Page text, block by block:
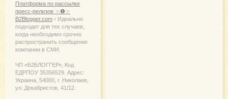
Платформа по рассылке
пресс-релизов ☜❶☞
B2Blogger.com › Идеально
подходит для тех случаев,
когда необходимо срочно
распространить сообщение
компании в СМИ.
ЧП «Б2БЛОГГЕР», Код
ЕДРПОУ 35356529. Адрес:
Украина, 54000, г. Николаев,
ул. Декабристов, 41/12.